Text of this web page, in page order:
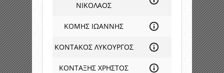
ΝΙΚΟΛΑΟΣ
ΚΟΜΗΣ ΙΩΑΝΝΗΣ
ΚΟΝΤΑΚΟΣ ΛΥΚΟΥΡΓΟΣ
ΚΟΝΤΑΞΗΣ ΧΡΗΣΤΟΣ